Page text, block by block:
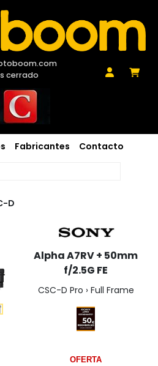
cerrado
Fabricantes Contacto
D
Alpha A7RV + 50mm
f/2.5G FE
CSC-D Pro › Full Frame
OFERTA